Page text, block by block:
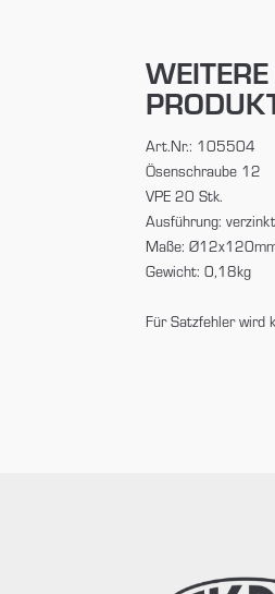
Art.Nr.: 105504
Ösenschraube 12
VPE 20 Stk.
Ausführung: verzinkt
Maße:
Gewicht: 0,18kg
Für Satzfehler wird